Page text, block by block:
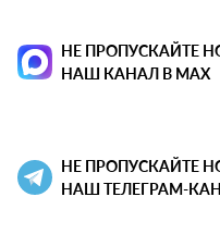
НЕ ПРОПУСКАЙТЕ
НАШ КАНАЛ В MAX
НЕ ПРОПУСКАЙТЕ
НАШ ТЕЛЕГРАМ-